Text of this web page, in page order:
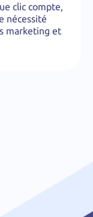
clic compte,
nécessité
marketing et